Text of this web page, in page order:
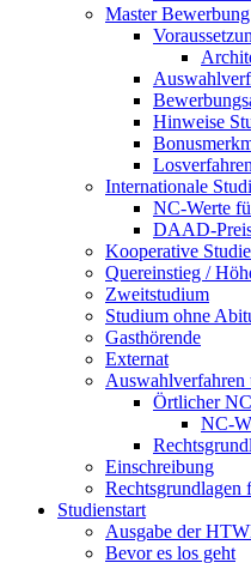
Master Bewerbung
Hinweise
Losverfahren
Internationale
NC-Werte
DAAD-
Kooperative
Quereinstieg /
Zweitstudium
Studium ohne
Gasthörende
Externat
Örtlicher NC
NC-
Einschreibung
Rechtsgrundlagen
Studienstart
Ausgabe der
Bevor es los geht